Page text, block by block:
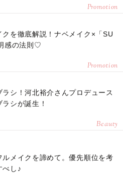
Promotion
クを徹底解説！ナベメイク×「SU
感の法則♡
Promotion
ラシ！河北裕介さんプロデュース
シが誕生！
Beauty
ルメイクを諦めて。優先順位を考
べし♪